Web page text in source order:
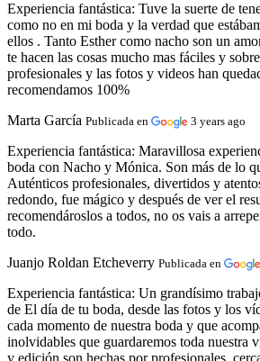
Experiencia fantástica: Tuve la suerte de
como no en mi boda y la verdad que
ellos . Tanto Esther como nacho son un
te hacen las cosas mucho mas fáciles y
profesionales y las fotos y videos han
recomendamos 100%
Marta García Publicada en 3 years ago
Experiencia fantástica: Maravillosa
boda con Nacho y Mónica. Son más de lo
Auténticos profesionales, divertidos y
redondo, fue mágico y después de ver el
recomendároslos a todos, no os vais a
todo.
Juanjo Roldan Etcheverry Publicada en
Experiencia fantástica: Un grandísimo
de El día de tu boda, desde las fotos y los
cada momento de nuestra boda y que
inolvidables que guardaremos toda nuestra